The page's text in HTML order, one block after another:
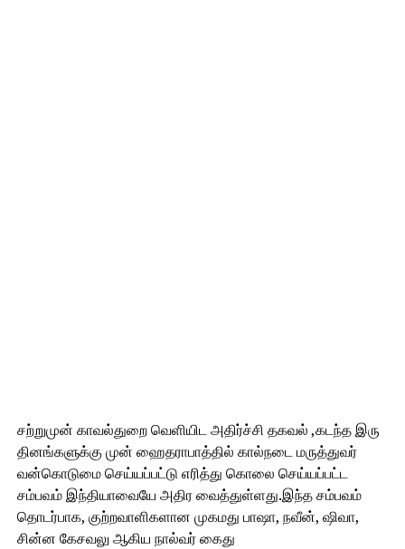
சற்றுமுன் காவல்துறை வெளியிட அதிர்ச்சி தகவல் ,கடந்த இரு
தினங்களுக்கு முன் ஹைதராபாத்தில் கால்நடை மருத்துவர்
வன்கொடுமை செய்யப்பட்டு எரித்து கொலை செய்யப்பட்ட
சம்பவம் இந்தியாவையே அதிர வைத்துள்ளது.இந்த சம்பவம்
தொடர்பாக, குற்றவாளிகளான முகமது பாஷா, நவீன், ஷிவா,
சின்ன கேசவலு ஆகிய நால்வர் கைது